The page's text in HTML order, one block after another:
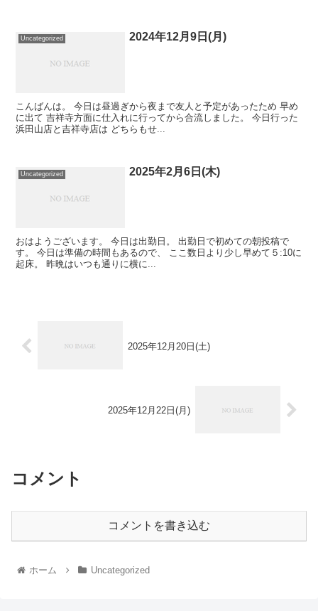
Uncategorized 2024年12月9日(月)
こんばんは。 今日は昼過ぎから夜まで友人と予定があったため 早め
に出て 吉祥寺方面に仕入れに行ってから合流しました。 今日行った
浜田山店と吉祥寺店は どちらもせ...
Uncategorized 2025年2月6日(木)
おはようございます。 今日は出勤日。 出勤日で初めての朝投稿で
す。 今日は準備の時間もあるので、 ここ数日より少し早めて５:10に
起床。 昨晩はいつも通りに横に...
2025年12月20日(土)
2025年12月22日(月)
コメント
コメントを書き込む
ホーム Uncategorized